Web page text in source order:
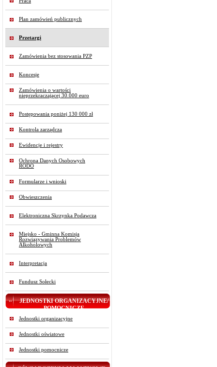
Plan zamówień publicznych
Przetargi
Zamówienia bez stosowania PZP
Koncesje
Zamówienia o wartości
nieprzekraczającej 30.000 euro
Postępowania poniżej 130 000 zł
Kontrola zarządcza
Ewidencje i rejestry
Ochrona Danych Osobowych
RODO
Formularze i wnioski
Obwieszczenia
Elektroniczna Skrzynka Podawcza
Miejsko - Gminna Komisja
Rozwiązywania Problemów
Alkoholowych
Interpretacja
Fundusz Sołecki
JEDNOSTKI ORGANIZACYJNE/
POMOCNICZE
Jednostki organizacyjne
Jednostki oświatowe
Jednostki pomocnicze